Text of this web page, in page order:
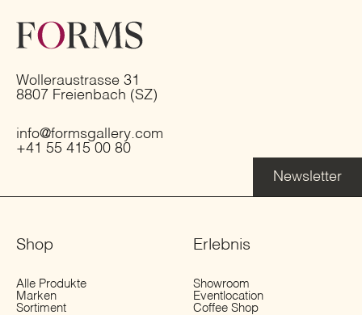
Wolleraustrasse 31
8807 Freienbach (SZ)
info@formsgallery.com
+41 55 415 00 80
Newsletter
Shop
Alle Produkte
Marken
Sortiment
Erlebnis
Showroom
Eventlocation
Coffee Shop